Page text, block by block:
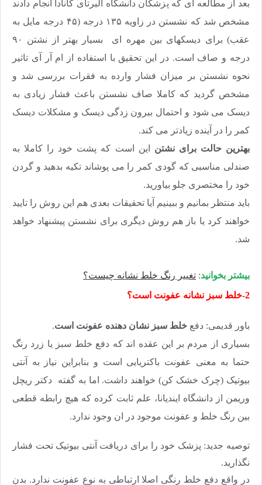
بعد از مطالعه ای که پزشکان دانشگاه آلبرتای کانادا انجام دادند
مشخص شد که نشستن در زاویه ۱۳۵ درجه (۴۵ درجه مایل به
عقب) برای دیسکهای بین مهره ای بسیار بهتر از نشتن ۹۰
درجه و صاف است. در این تحقیق با استفاده از ام آر آی تاثیر
نحوه نشستن بر میزان فشار وارده به فقرات بررسی شد و
مشخص گردید که کاملا صاف نشستن باعث فشار زیادی به
دیسک می شود و احتمال بیرون زدگی دیسک و مشکلات دیسک
کمر را در آینده زیادتر می کند.
بهترین حالت برای نشتن این است که پشت خود را کاملا به
صندلی مناسبی که گودی کمر را می پوشاند تکیه بدهید و گردن
خود را مختصری جلو بیاورید.
باید منتظر بمانیم و ببینیم آیا تحقیقات بعدی هم این روش را تایید
خواهند کرد یا باز هم روش دیگری برای نشستن پیشنهاد خواهد
شد.
بیشتر بخوانید: تغییر رنگ خلط نشانه چیست؟
2-خلط سبز نشانه عفونت است؟
باور قدیمی: دفع خلط سبز نشان دهنده عفونت است.
بسیاری از مردم بر این عقده اند که دفع خلط سبز یا زرد رنگ
حتما به معنی عفونت باکتریایی است و بنابراین نیاز به آنتی
بیوتیک (چرک خشک کن) خواهند داشت. اما به گفته دکتر ریچل
وریمن از دانشگاه ایندیانا، علم ثابت کرده که هیچ رابطه قطعی
بین رنگ خلط و عفونت موجود در ان وجود ندارد.
توصیه جدید: پزشک خود را برای دریافت آنتی بیوتیک تحت فشار
نگذارید.
در واقع دفع خلط رنگی اصلا ارتباطی به نوع عفونت ندارد. بدن